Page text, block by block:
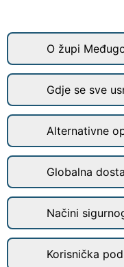
O župi
Gdje se sve
Alternativne
Globalna
Načini
Korisnička